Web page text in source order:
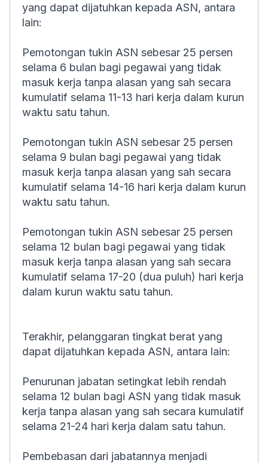
yang dapat dijatuhkan kepada ASN, antara
lain:
Pemotongan tukin ASN sebesar 25 persen
selama 6 bulan bagi pegawai yang tidak
masuk kerja tanpa alasan yang sah secara
kumulatif selama 11-13 hari kerja dalam kurun
waktu satu tahun.
Pemotongan tukin ASN sebesar 25 persen
selama 9 bulan bagi pegawai yang tidak
masuk kerja tanpa alasan yang sah secara
kumulatif selama 14-16 hari kerja dalam kurun
waktu satu tahun.
Pemotongan tukin ASN sebesar 25 persen
selama 12 bulan bagi pegawai yang tidak
masuk kerja tanpa alasan yang sah secara
kumulatif selama 17-20 (dua puluh) hari kerja
dalam kurun waktu satu tahun.
Terakhir, pelanggaran tingkat berat yang
dapat dijatuhkan kepada ASN, antara lain:
Penurunan jabatan setingkat lebih rendah
selama 12 bulan bagi ASN yang tidak masuk
kerja tanpa alasan yang sah secara kumulatif
selama 21-24 hari kerja dalam satu tahun.
Pembebasan dari jabatannya menjadi